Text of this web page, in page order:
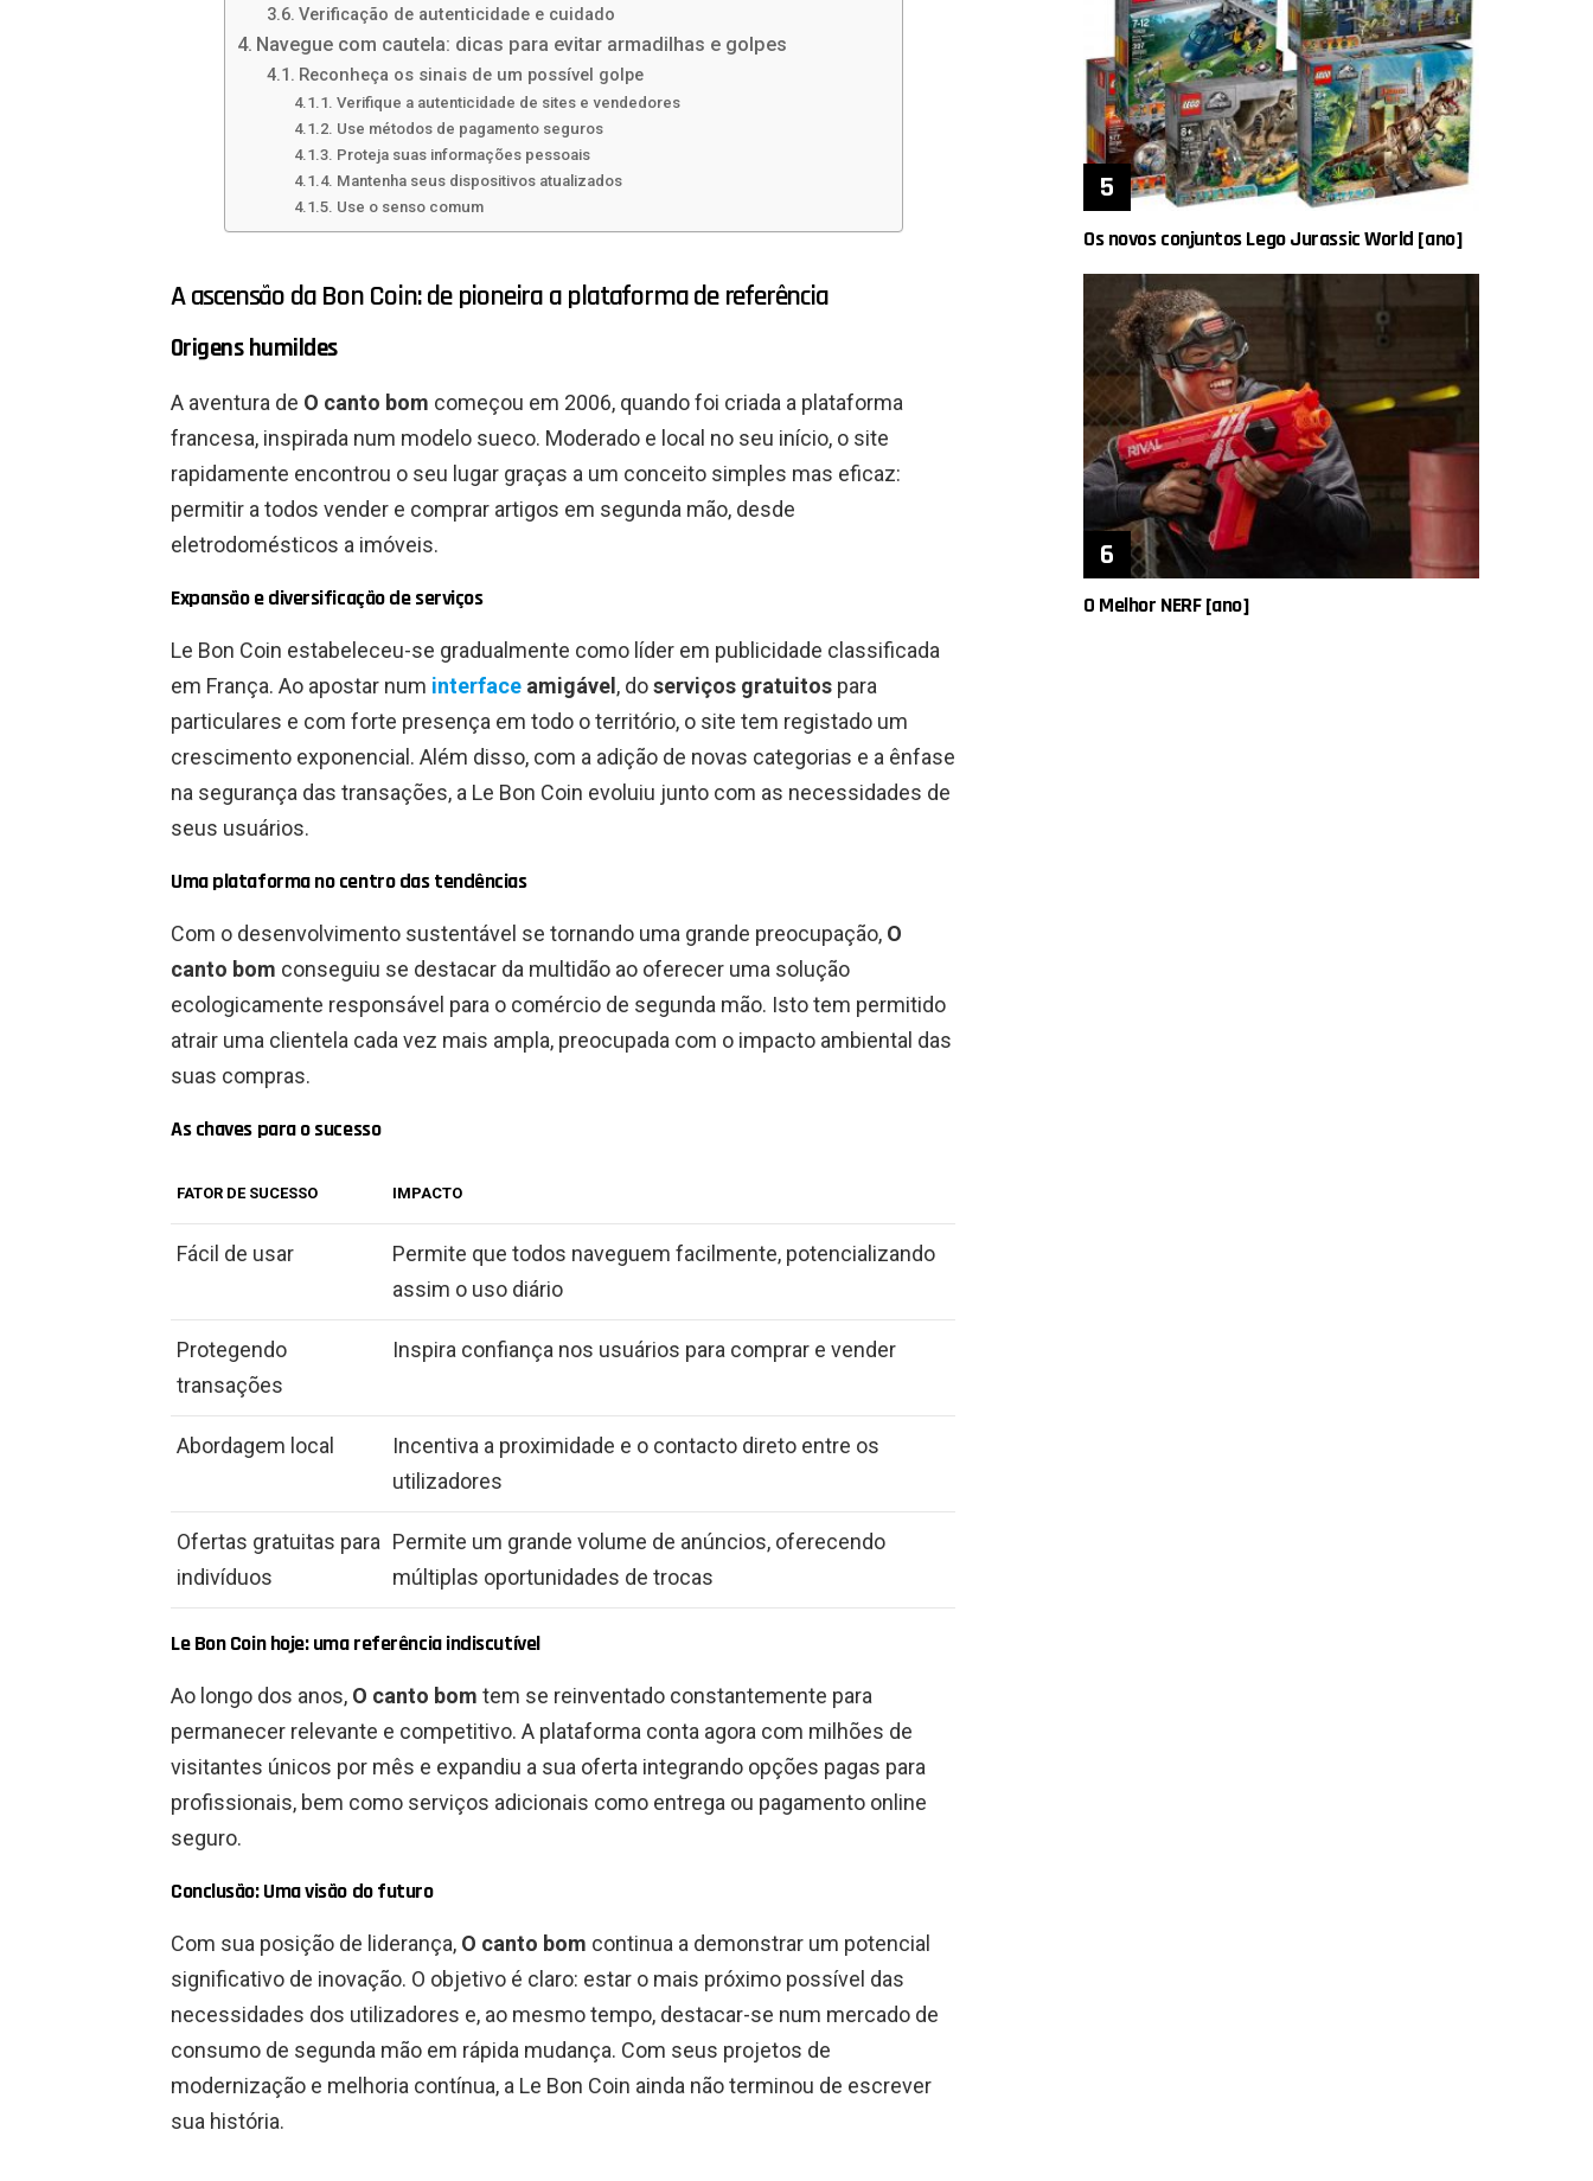
Verificação de autenticidade e cuidado
Navegue com cautela: dicas para evitar armadilhas e golpes
Reconheça os sinais de um possível golpe
Verifique a autenticidade de sites e vendedores
Use métodos de pagamento seguros
Proteja suas informações pessoais
Mantenha seus dispositivos atualizados
Use o senso comum
A ascensão da Bon Coin: de pioneira a plataforma de referência
Origens humildes
A aventura de O canto bom começou em 2006, quando foi criada a plataforma
francesa, inspirada num modelo sueco. Moderado e local no seu início, o site
rapidamente encontrou o seu lugar graças a um conceito simples mas eficaz:
permitir a todos vender e comprar artigos em segunda mão, desde
eletrodomésticos a imóveis.
Expansão e diversificação de serviços
Le Bon Coin estabeleceu-se gradualmente como líder em publicidade classificada
em França. Ao apostar num interface amigável , doserviços gratuitos para
particulares e com forte presença em todo o território, o site tem registado um
crescimento exponencial. Além disso, com a adição de novas categorias e a ênfase
na segurança das transações, a Le Bon Coin evoluiu junto com as necessidades de
seus usuários.
Uma plataforma no centro das tendências
Com o desenvolvimento sustentável se tornando uma grande preocupação, O
canto bom conseguiu se destacar da multidão ao oferecer uma solução
ecologicamente responsável para o comércio de segunda mão. Isto tem permitido
atrair uma clientela cada vez mais ampla, preocupada com o impacto ambiental das
suas compras.
As chaves para o sucesso
FATOR DE SUCESSO IMPACTO
Fácil de usar
Permite que todos naveguem facilmente, potencializando
assim o uso diário
Protegendo
transações
Inspira confiança nos usuários para comprar e vender
Abordagem local
Incentiva a proximidade e o contacto direto entre os
utilizadores
Ofertas gratuitas para
indivíduos
Permite um grande volume de anúncios, oferecendo
múltiplas oportunidades de trocas
Le Bon Coin hoje: uma referência indiscutível
Ao longo dos anos, O canto bom tem se reinventado constantemente para
permanecer relevante e competitivo. A plataforma conta agora com milhões de
visitantes únicos por mês e expandiu a sua oferta integrando opções pagas para
profissionais, bem como serviços adicionais como entrega ou pagamento online
seguro.
Conclusão: Uma visão do futuro
Com sua posição de liderança, O canto bom continua a demonstrar um potencial
significativo de inovação. O objetivo é claro: estar o mais próximo possível das
necessidades dos utilizadores e, ao mesmo tempo, destacar-se num mercado de
consumo de segunda mão em rápida mudança. Com seus projetos de
modernização e melhoria contínua, a Le Bon Coin ainda não terminou de escrever
sua história.
Os novos conjuntos Lego Jurassic World [ano]
O Melhor NERF [ano]